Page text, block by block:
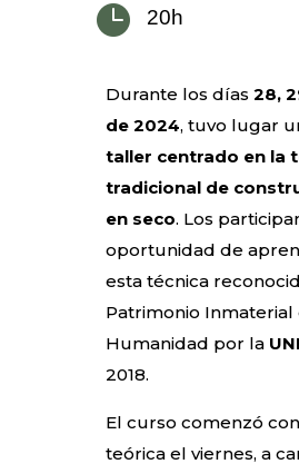
 20h
Durante los días 28,
de 2024, tuvo lugar
taller centrado en la
tradicional de
en seco. Los
oportunidad de
esta técnica
Patrimonio Inmaterial
Humanidad por la
2018.
El curso comenzó
teórica el viernes, a